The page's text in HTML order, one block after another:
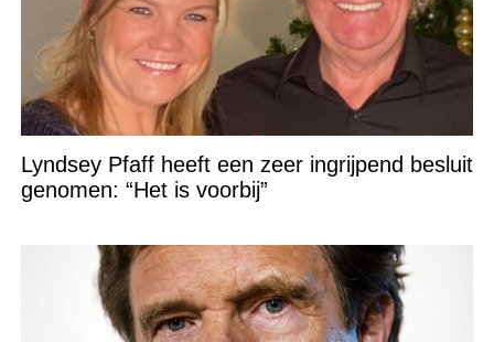
Lyndsey Pfaff heeft een zeer ingrijpend besluit
genomen: “Het is voorbij”